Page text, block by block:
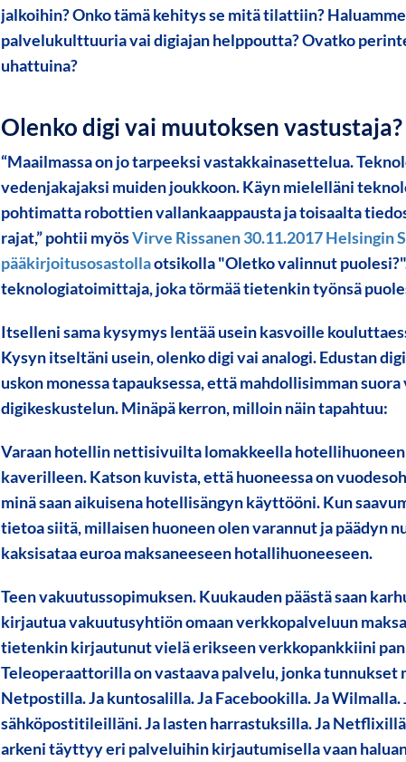
jalkoihin? Onko tämä kehitys se mitä tilattiin?
palvelukulttuuria vai digiajan helppoutta? Ovatko
uhattuina?
Olenko digi vai muutoksen vastustaja?
“Maailmassa on jo tarpeeksi vastakkainasettelua.
vedenjakajaksi muiden joukkoon. Käyn mielelläni
pohtimatta robottien vallankaappausta ja toisaalta
rajat,” pohtii myösVirve Rissanen30.11.2017 Helsingin
pääkirjoitusosastollaotsikolla "Oletko valinnut
teknologiatoimittaja, joka törmää tietenkin työnsä
Itselleni sama kysymys lentää usein kasvoille
Kysyn itseltäni usein, olenko digi vai analogi. Edustan
uskon monessa tapauksessa, että mahdollisimman
digikeskustelun. Minäpä kerron, milloin näin tapahtuu:
Varaan hotellin nettisivuilta lomakkeella
kaverilleen. Katson kuvista, että huoneessa on
minä saan aikuisena hotellisängyn käyttööni. Kun
tietoa siitä, millaisen huoneen olen varannut ja päädyn
kaksisataa euroa maksaneeseen hotallihuoneeseen.
Teen vakuutussopimuksen. Kuukauden päästä saan
kirjautua vakuutusyhtiön omaan verkkopalveluun
tietenkin kirjautunut vielä erikseen verkkopankkiini
Teleoperaattorilla on vastaava palvelu, jonka tunnukset
Netpostilla. Ja kuntosalilla. Ja Facebookilla. Ja Wilmalla.
sähköpostitileilläni. Ja lasten harrastuksilla. Ja
arkeni täyttyy eri palveluihin kirjautumisella vaan